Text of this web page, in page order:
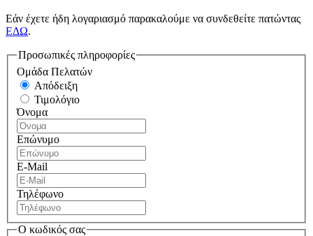
Εάν έχετε ήδη λογαριασμό παρακαλούμε να συνδεθείτε πατώντας
ΕΔΩ.
Προσωπικές πληροφορίες
Ομάδα Πελατών
Απόδειξη
Τιμολόγιο
Όνομα
Επώνυμο
E-Mail
Τηλέφωνο
Ο κωδικός σας